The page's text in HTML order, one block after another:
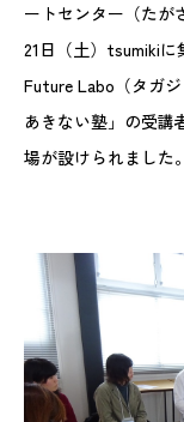
ートセンター（たが
21日（土）tsumiki
Future Labo（タガ
あきない塾」の受講
場が設けられました。